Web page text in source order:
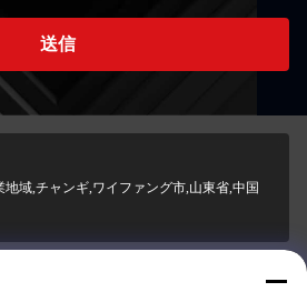
送信
地域,チャンギ,ワイファング市,山東省,中国